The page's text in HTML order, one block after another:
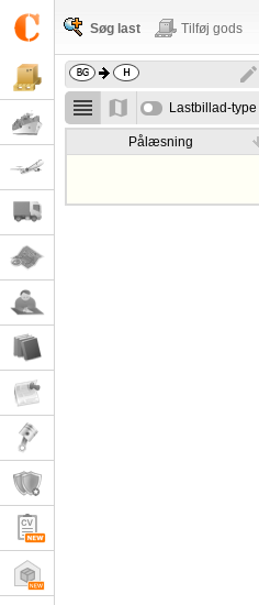
Søg last Tilføj gods
Lastbillad-type
Pålæsning